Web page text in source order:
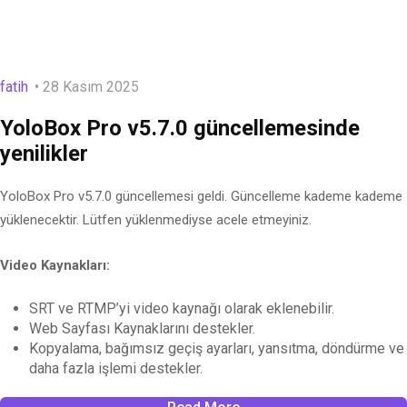
fatih 28 Kasım 2025
YoloBox Pro v5.7.0 güncellemesinde
yenilikler
YoloBox Pro v5.7.0 güncellemesi geldi. Güncelleme kademe kademe
yüklenecektir. Lütfen yüklenmediyse acele etmeyiniz.
Video Kaynakları:
SRT ve RTMP’yi video kaynağı olarak eklenebilir.
Web Sayfası Kaynaklarını destekler.
Kopyalama, bağımsız geçiş ayarları, yansıtma, döndürme ve
daha fazla işlemi destekler.